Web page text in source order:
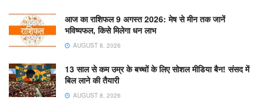
आज का राशिफल 9 अगस्त 2026: मेष से मीन तक जानें
भविष्यफल, किसे मिलेगा धन लाभ
AUGUST 8, 2026
13 साल से कम उम्र के बच्चों के लिए सोशल मीडिया बैन! संसद में
बिल लाने की तैयारी
AUGUST 8, 2026